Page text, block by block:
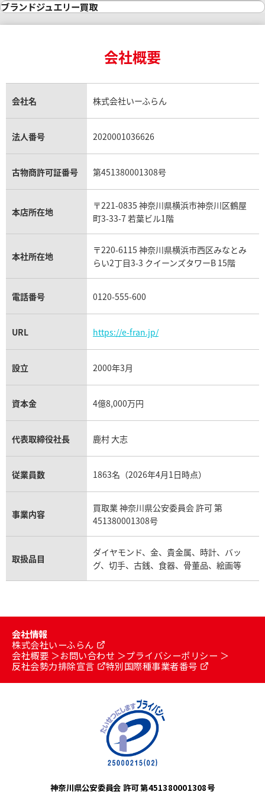
インゴット買取
インゴットの相場価格情報
24金買取
金貨買取
貴金属買取
銀・シルバー買取
パラジウム買取
ダイヤモンド・宝石の参考価格一覧
リング・結婚指輪買取
エメラルド買取
トパーズ買取
タンザナイト買取
キャッツアイ買取
アクアマリン買取
ロレックス買取
ロレックス デイトナ買取
ロレックス サブマリーナー買取
ロレックス エクスプローラー買取
ロレックス デイトジャスト買取
パテック フィリップノーチラス買取
ヴァシュロン・コンスタンタン買取
オメガ買取
カルティエ買取
フランク ミュラー買取
リシャール・ミル買取
パネライ買取
チューダー（チュードル）買取
ブランド買取
シャネル マトラッセ買取
セリーヌ買取
プラダ買取
ブランドジュエリー買取
ヴァンクリーフ＆アーペル買取
ショーメ買取
ダミアーニ買取
モーブッサン買取
会社概要
会社名 株式会社いーふらん
法人番号 2020001036626
古物商許可証番号 第451380001308号
本店所在地
〒221-0835 神奈川県横浜市神奈川区鶴屋
町3-33-7 若葉ビル1階
本社所在地
〒220-6115 神奈川県横浜市西区みなとみ
らい2丁目3-3 クイーンズタワーB 15階
電話番号 0120-555-600
URL https://e-fran.jp/
設立 2000年3月
資本金 4億8,000万円
代表取締役社長 鹿村 大志
従業員数 1863名（2026年4月1日時点）
事業内容
買取業 神奈川県公安委員会 許可 第
451380001308号
取扱品目
ダイヤモンド、金、貴金属、時計、バッ
グ、切手、古銭、食器、骨董品、絵画等
会社情報
株式会社いーふらん
会社概要
お問い合わせ
プライバシーポリシー
反社会勢力排除宣言
特別国際種事業者番号
神奈川県公安委員会 許可 第451380001308号